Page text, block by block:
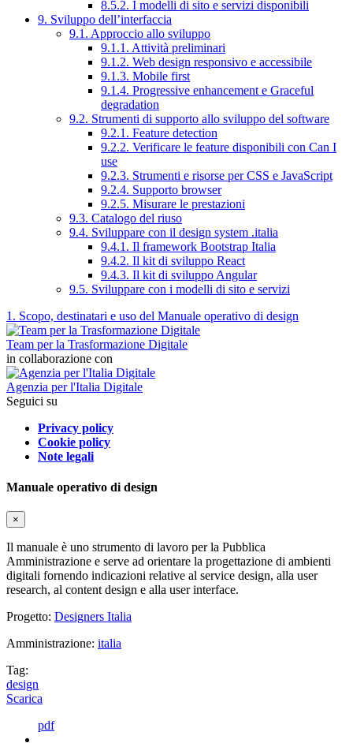
8.5.2. I modelli di sito e servizi disponibili
9. Sviluppo dell’interfaccia
9.1. Approccio allo sviluppo
9.1.1. Attività preliminari
9.1.2. Web design responsivo e accessibile
9.1.3. Mobile first
9.1.4. Progressive enhancement e Graceful
degradation
9.2. Strumenti di supporto allo sviluppo del software
9.2.1. Feature detection
9.2.2. Verificare le feature disponibili con Can I
use
9.2.3. Strumenti e risorse per CSS e JavaScript
9.2.4. Supporto browser
9.2.5. Misurare le prestazioni
9.3. Catalogo del riuso
9.4. Sviluppare con il design system .italia
9.4.1. Il framework Bootstrap Italia
9.4.2. Il kit di sviluppo React
9.4.3. Il kit di sviluppo Angular
9.5. Sviluppare con i modelli di sito e servizi
1. Scopo, destinatari e uso del Manuale operativo di design
Team per la Trasformazione Digitale
in collaborazione con
Agenzia per l'Italia Digitale
Seguici su
Privacy policy
Cookie policy
Note legali
Manuale operativo di design
×
Il manuale è uno strumento di lavoro per la Pubblica
Amministrazione e serve ad orientare la progettazione di ambienti
digitali fornendo indicazioni relative al service design, alla user
research, al content design e alla user interface.
Progetto: Designers Italia
Amministrazione: italia
Tag:
design
Scarica
pdf